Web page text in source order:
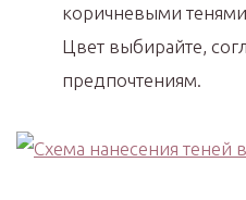
коричневыми тенями
Цвет выбирайте,
предпочтениям.